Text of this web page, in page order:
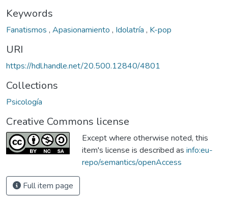
Keywords
Fanatismos , Apasionamiento , Idolatría , K-pop
URI
https://hdl.handle.net/20.500.12840/4801
Collections
Psicología
Creative Commons license
Except where otherwise noted, this
item's license is described as info:eu-
repo/semantics/openAccess
Full item page